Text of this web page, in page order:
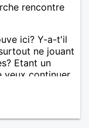
rencontre
ici? Y-a-t'il
ne jouant
Etant un
veux continuer
famille
et autres